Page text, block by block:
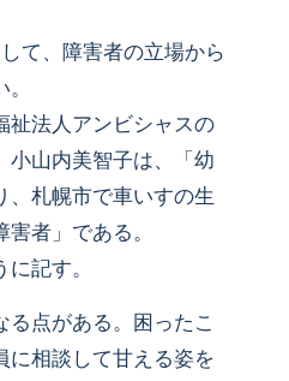
て、障害者の立場から
法人アンビシャスの
小山内美智子は、「幼
、札幌市で車いすの生
者」である。
記す。
点がある。困ったこ
に相談して甘える姿を